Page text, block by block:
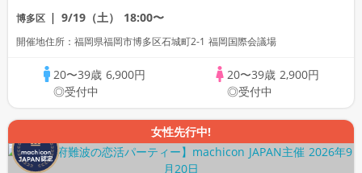
博多区 9/19（土） 18:00〜
開催地住所：福岡県福岡市博多区石城町2-1 福岡国際会議場
20〜39歳 6,900円
◎受付中
20〜39歳 2,900円
◎受付中
女性先行中!